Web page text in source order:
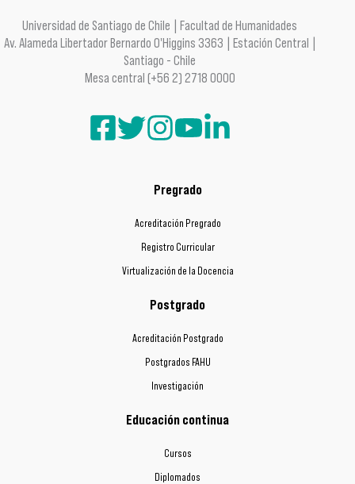
Universidad de Santiago de Chile | Facultad de Humanidades
Av. Alameda Libertador Bernardo O'Higgins 3363 | Estación Central |
Santiago - Chile
Mesa central (+56 2) 2718 0000
Pregrado
Acreditación Pregrado
Registro Curricular
Virtualización de la Docencia
Postgrado
Acreditación Postgrado
Postgrados FAHU
Investigación
Educación continua
Cursos
Diplomados